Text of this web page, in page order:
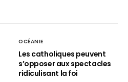
OCÉANIE
Les catholiques peuvent
s’opposer aux spectacles
ridiculisant la foi